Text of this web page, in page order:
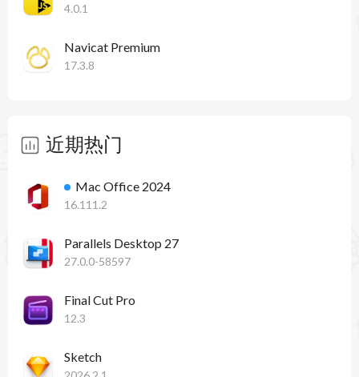
靠性。
4.0.1
Navicat Premium
17.3.8
近期热门
Mac Office 2024
16.111.2
Parallels Desktop 27
27.0.0-58597
Final Cut Pro
12.3
Sketch